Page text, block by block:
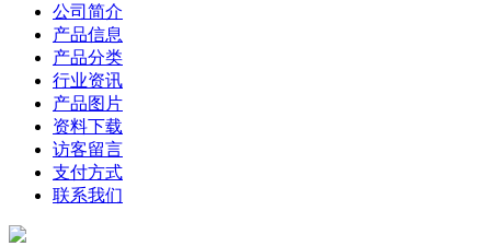
公司简介
产品信息
产品分类
行业资讯
产品图片
资料下载
访客留言
支付方式
联系我们